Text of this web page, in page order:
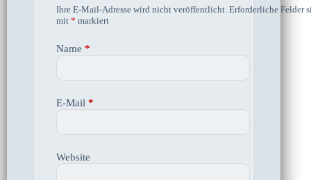
Ihre E-Mail-Adresse wird nicht veröffentlicht. Erforderliche Felder
mit * markiert
Name *
E-Mail *
Website